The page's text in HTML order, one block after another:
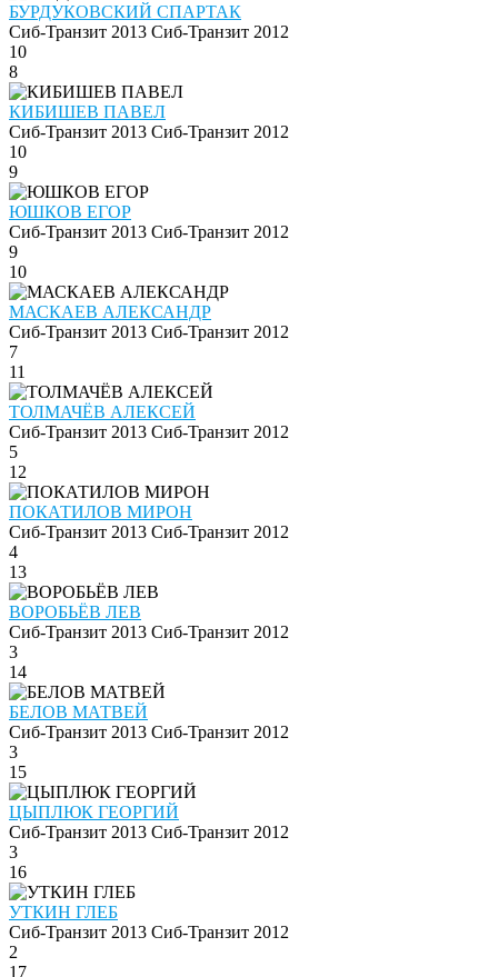
БУРДУКОВСКИЙ СПАРТАК
Сиб-Транзит 2013 Сиб-Транзит 2012
10
8
КИБИШЕВ ПАВЕЛ
Сиб-Транзит 2013 Сиб-Транзит 2012
10
9
ЮШКОВ ЕГОР
Сиб-Транзит 2013 Сиб-Транзит 2012
9
10
МАСКАЕВ АЛЕКСАНДР
Сиб-Транзит 2013 Сиб-Транзит 2012
7
11
ТОЛМАЧЁВ АЛЕКСЕЙ
Сиб-Транзит 2013 Сиб-Транзит 2012
5
12
ПОКАТИЛОВ МИРОН
Сиб-Транзит 2013 Сиб-Транзит 2012
4
13
ВОРОБЬЁВ ЛЕВ
Сиб-Транзит 2013 Сиб-Транзит 2012
3
14
БЕЛОВ МАТВЕЙ
Сиб-Транзит 2013 Сиб-Транзит 2012
3
15
ЦЫПЛЮК ГЕОРГИЙ
Сиб-Транзит 2013 Сиб-Транзит 2012
3
16
УТКИН ГЛЕБ
Сиб-Транзит 2013 Сиб-Транзит 2012
2
17